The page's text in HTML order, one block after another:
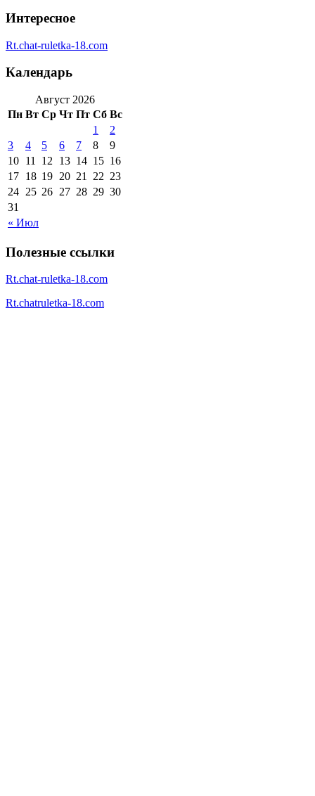
Интересное
Rt.chat-ruletka-18.com
Календарь
Август 2026
Пн Вт Ср Чт Пт Сб Вс
« Июл
1
2
3
4 5 6 7 8
9
10 11 12 13 14 15 16
17 18 19 20 21 22 23
24 25 26 27 28 29 30
31
Полезные ссылки
Rt.chat-ruletka-18.com
Rt.chatruletka-18.com